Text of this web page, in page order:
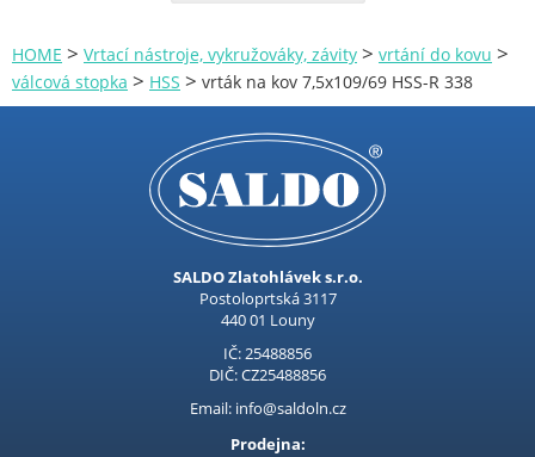
HOME > Vrtací nástroje, vykružováky, závity > vrtání do kovu >
válcová stopka > HSS > vrták na kov 7,5x109/69 HSS-R 338
SALDO Zlatohlávek s.r.o.
Postoloprtská 3117
440 01 Louny
IČ: 25488856
DIČ: CZ25488856
Email: info@saldoln.cz
Prodejna: